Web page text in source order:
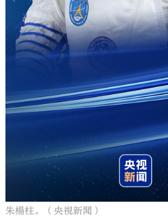
朱楊柱。（央視新聞）